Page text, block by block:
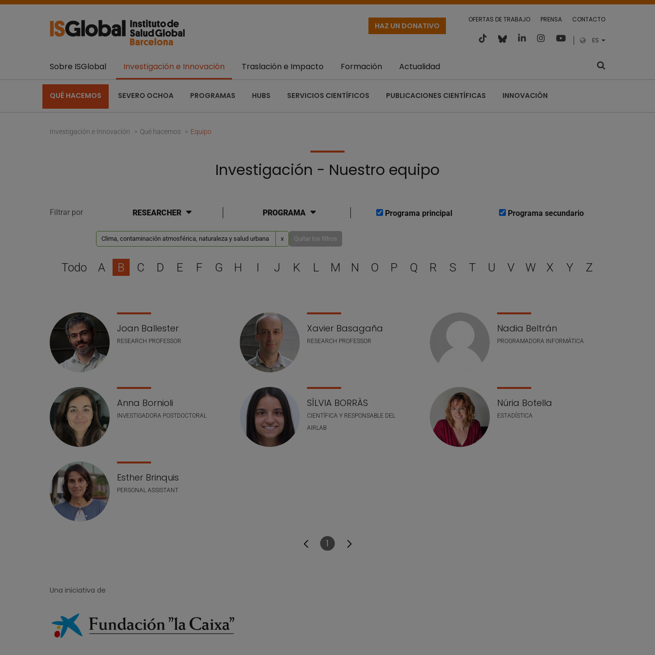
OFERTAS DE TRABAJO PRENSA CONTACTO
ES
HAZ UN DONATIVO
Sobre ISGlobal Investigación e Innovación
QUÉ HACEMOS SEVERO OCHOA PROGRAMAS HUBS SERVICIOS CIENTÍFICOS PUBLICACIONES CIENTÍFICAS INNOVACIÓN
Traslación e Impacto Formación Actualidad
Investigación e Innovación Qué hacemos Equipo
Investigación - Nuestro equipo
Filtrar por RESEARCHER PROGRAMA Programa principal Programa secundario
Clima, contaminación atmosférica, naturaleza y salud urbana x Quitar los filtros
Selecciona una letra para filtrar
Todo A B C D E F G H I J K L M N O P Q R S T U V W X Y Z
Lista de personal
Joan Ballester
RESEARCH PROFESSOR
Xavier Basagaña
RESEARCH PROFESSOR
Nadia Beltrán
PROGRAMADORA INFORMÁTICA
Anna Bornioli
INVESTIGADORA POSTDOCTORAL
SÍLVIA BORRÀS
CIENTÍFICA Y RESPONSABLE DEL
AIRLAB
Núria Botella
ESTADÍSTICA
Esther Brinquis
PERSONAL ASSISTANT
Página
1
Una iniciativa de